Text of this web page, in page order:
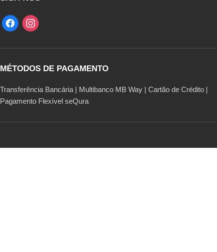
MÉTODOS DE PAGAMENTO
Transferência Bancária | Multibanco MB Way | Cartão de Crédito |
Pagamento Flexível seQura